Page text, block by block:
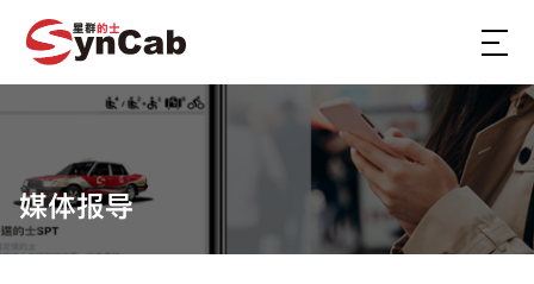
媒体报导